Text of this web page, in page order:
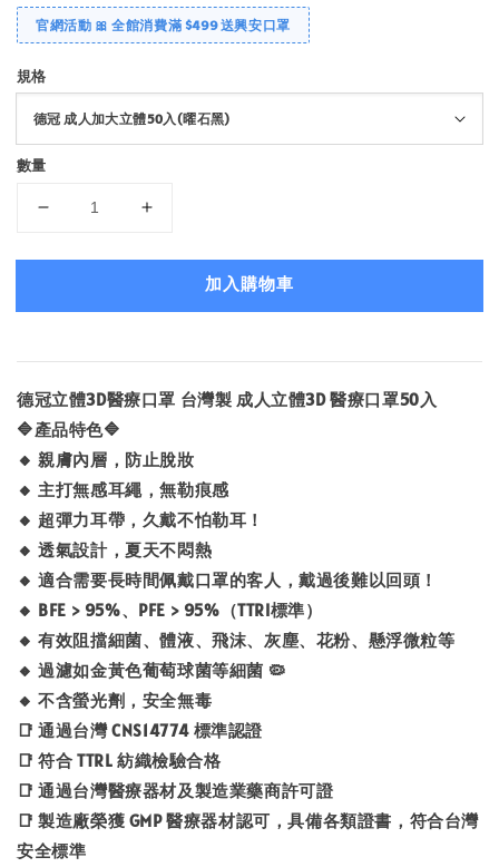
官網活動 🎀 全館消費滿 $499 送興安口罩
規格
數量
加入購物車
德冠立體3D醫療口罩 台灣製 成人立體3D 醫療口罩50入
🔷產品特色🔷
🔸 親膚內層，防止脫妝
🔸 主打無感耳繩，無勒痕感
🔸 超彈力耳帶，久戴不怕勒耳！
🔸 透氣設計，夏天不悶熱
🔸 適合需要長時間佩戴口罩的客人，戴過後難以回頭！
🔸 BFE > 95%、PFE > 95%（TTRI標準）
🔸 有效阻擋細菌、體液、飛沫、灰塵、花粉、懸浮微粒等
🔸 過濾如金黃色葡萄球菌等細菌 🦠
🔸 不含螢光劑，安全無毒
📑 通過台灣 CNS14774 標準認證
📑 符合 TTRL 紡織檢驗合格
📑 通過台灣醫療器材及製造業藥商許可證
📑 製造廠榮獲 GMP 醫療器材認可，具備各類證書，符合台灣
安全標準